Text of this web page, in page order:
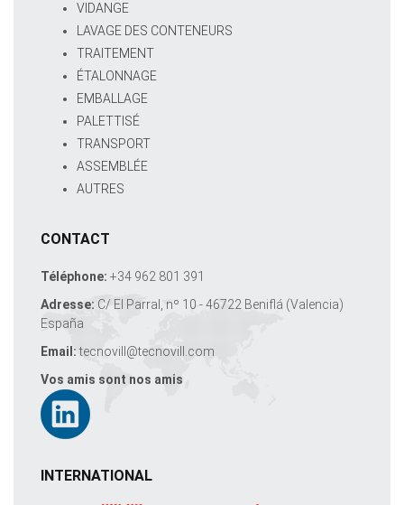
VIDANGE
LAVAGE DES CONTENEURS
TRAITEMENT
ÉTALONNAGE
EMBALLAGE
PALETTISÉ
TRANSPORT
ASSEMBLÉE
AUTRES
CONTACT
Téléphone: +34 962 801 391
Adresse: C/ El Parral, nº 10 - 46722 Beniflá (Valencia)
España
Email: tecnovill@tecnovill.com
Vos amis sont nos amis
INTERNATIONAL